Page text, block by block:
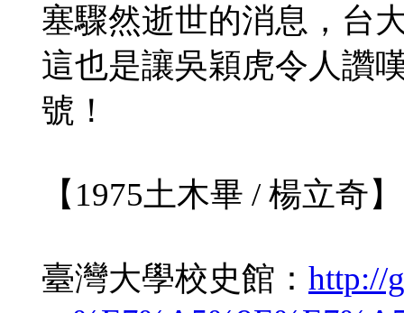
塞驟然逝世的消息，台
這也是讓吳穎虎令人讚
號！
【1975土木畢 / 楊立奇】
臺灣大學校史館： http://